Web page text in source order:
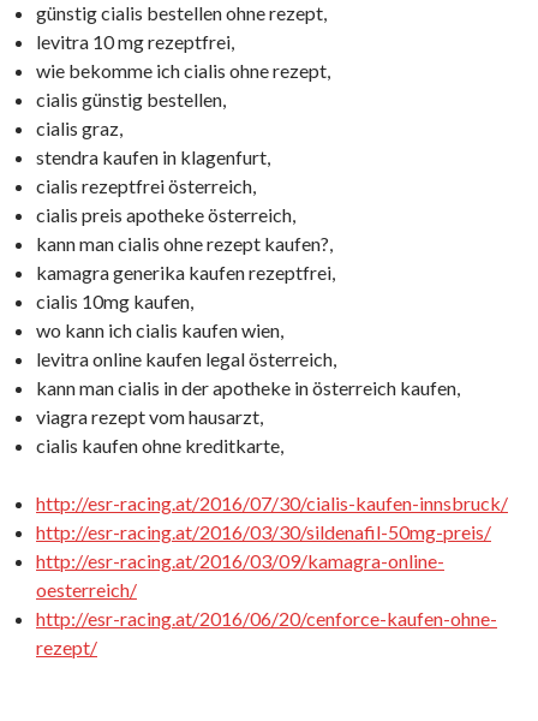
günstig cialis bestellen ohne rezept,
levitra 10 mg rezeptfrei,
wie bekomme ich cialis ohne rezept,
cialis günstig bestellen,
cialis graz,
stendra kaufen in klagenfurt,
cialis rezeptfrei österreich,
cialis preis apotheke österreich,
kann man cialis ohne rezept kaufen?,
kamagra generika kaufen rezeptfrei,
cialis 10mg kaufen,
wo kann ich cialis kaufen wien,
levitra online kaufen legal österreich,
kann man cialis in der apotheke in österreich kaufen,
viagra rezept vom hausarzt,
cialis kaufen ohne kreditkarte,
http://esr-racing.at/2016/07/30/cialis-kaufen-innsbruck/
http://esr-racing.at/2016/03/30/sildenafil-50mg-preis/
http://esr-racing.at/2016/03/09/kamagra-online-
oesterreich/
http://esr-racing.at/2016/06/20/cenforce-kaufen-ohne-
rezept/